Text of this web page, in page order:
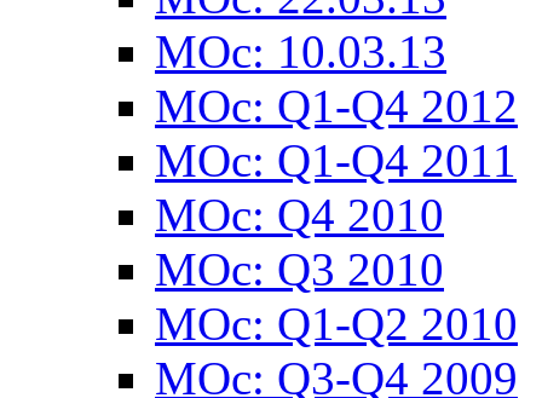
MOc: 10.03.13
MOc: Q1-Q4 2012
MOc: Q1-Q4 2011
MOc: Q4 2010
MOc: Q3 2010
MOc: Q1-Q2 2010
MOc: Q3-Q4 2009